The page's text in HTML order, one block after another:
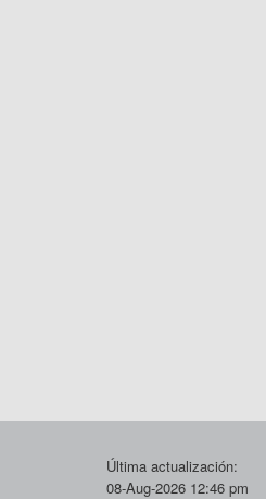
Última actualización:
08-Aug-2026 12:46 pm